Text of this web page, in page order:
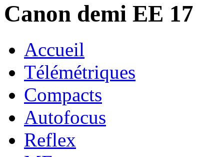
Canon demi EE 17
Accueil
Télémétriques
Compacts
Autofocus
Reflex